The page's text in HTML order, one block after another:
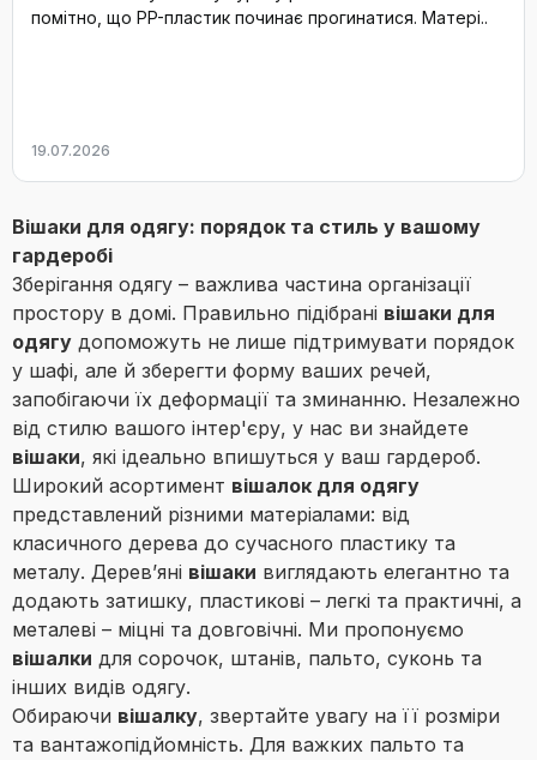
помітно, що PP-пластик починає прогинатися. Матері..
19.07.2026
Вішаки для одягу: порядок та стиль у вашому
гардеробі
Зберігання одягу – важлива частина організації
простору в домі. Правильно підібрані вішаки для
одягу допоможуть не лише підтримувати порядок
у шафі, але й зберегти форму ваших речей,
запобігаючи їх деформації та зминанню. Незалежно
від стилю вашого інтер'єру, у нас ви знайдете
вішаки, які ідеально впишуться у ваш гардероб.
Широкий асортимент вішалок для одягу
представлений різними матеріалами: від
класичного дерева до сучасного пластику та
металу. Дерев’яні вішаки виглядають елегантно та
додають затишку, пластикові – легкі та практичні, а
металеві – міцні та довговічні. Ми пропонуємо
вішалки для сорочок, штанів, пальто, суконь та
інших видів одягу.
Обираючи вішалку, звертайте увагу на її розміри
та вантажопідйомність. Для важких пальто та